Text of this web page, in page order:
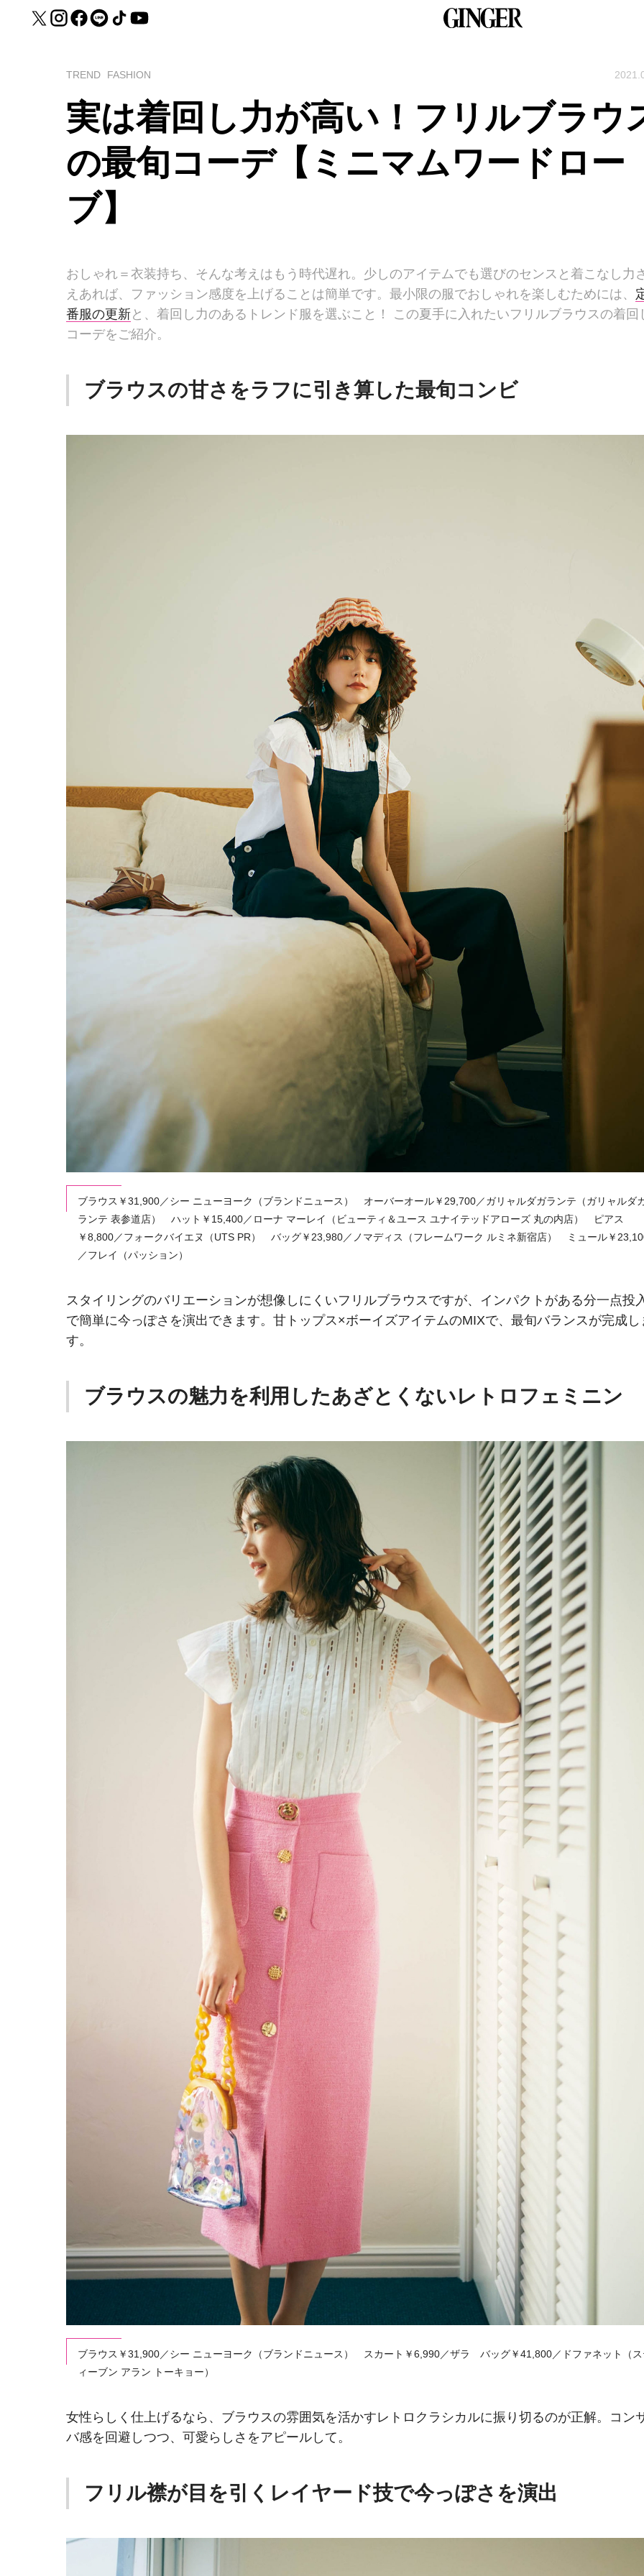
TREND FASHION
実は着回し力が高い！フリルブラウ
の最旬コーデ【ミニマムワードロー
ブ】
おしゃれ＝衣装持ち、そんな考えはもう時代遅れ。少しのアイテムでも選びのセンスと着こなし力
えあれば、ファッション感度を上げることは簡単です。最小限の服でおしゃれを楽しむためには、
番服の更新と、着回し力のあるトレンド服を選ぶこと！ この夏手に入れたいフリルブラウスの着回
コーデをご紹介。
ブラウスの甘さをラフに引き算した最旬コンビ
ブラウス￥31,900／シー ニューヨーク（ブランドニュース） オーバーオール￥29,700／ガリャルダガランテ（ガリャルダ
ランテ 表参道店） ハット￥15,400／ローナ マーレイ（ビューティ＆ユース ユナイテッドアローズ 丸の内店） ピアス
￥8,800／フォークバイエヌ（UTS PR） バッグ￥23,980／ノマディス（フレームワーク ルミネ新宿店） ミュール￥
／フレイ（パッション）
スタイリングのバリエーションが想像しにくいフリルブラウスですが、インパクトがある分一点投
で簡単に今っぽさを演出できます。甘トップス×ボーイズアイテムのMIXで、最旬バランスが完成し
す。
ブラウスの魅力を利用したあざとくないレトロフェミニン
ブラウス￥31,900／シー ニューヨーク（ブランドニュース） スカート￥6,990／ザラ バッグ￥41,800／ドファネット（
ィーブン アラン トーキョー）
女性らしく仕上げるなら、ブラウスの雰囲気を活かすレトロクラシカルに振り切るのが正解。コン
バ感を回避しつつ、可愛らしさをアピールして。
フリル襟が目を引くレイヤード技で今っぽさを演出